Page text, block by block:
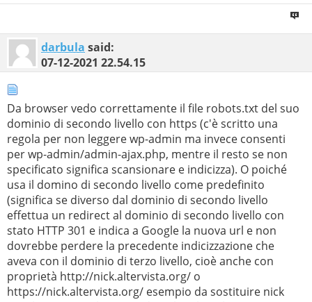
darbula said:
07-12-2021 22.54.15
Da browser vedo correttamente il file robots.txt del suo
dominio di secondo livello con https (c'è scritto una
regola per non leggere wp-admin ma invece consenti
per wp-admin/admin-ajax.php, mentre il resto se non
specificato significa scansionare e indicizza). O poiché
usa il domino di secondo livello come predefinito
(significa se diverso dal dominio di secondo livello
effettua un redirect al dominio di secondo livello con
stato HTTP 301 e indica a Google la nuova url e non
dovrebbe perdere la precedente indicizzazione che
aveva con il dominio di terzo livello, cioè anche con
proprietà http://nick.altervista.org/ o
https://nick.altervista.org/ esempio da sostituire nick